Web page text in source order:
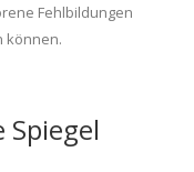
Fehlbildungen
können.